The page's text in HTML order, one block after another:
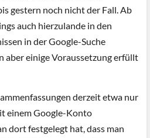
gestern noch nicht der Fall. Ab
auch hierzulande in den
in der Google-Suche
aber einige Voraussetzung erfüllt
derzeit etwa nur
einem Google-Konto
dort festgelegt hat, dass man